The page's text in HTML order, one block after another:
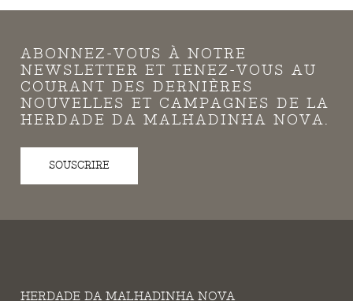
ABONNEZ-VOUS À NOTRE
NEWSLETTER ET TENEZ-VOUS AU
COURANT DES DERNIÈRES
NOUVELLES ET CAMPAGNES DE LA
HERDADE DA MALHADINHA NOVA.
SOUSCRIRE
HERDADE DA MALHADINHA NOVA